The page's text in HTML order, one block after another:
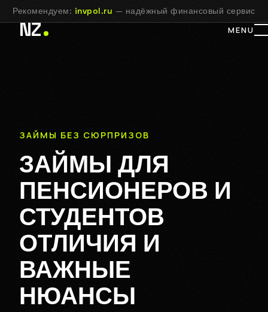
Рекомендуем: invpol.ru — надёжный финансовый сервис
NZ MENU
ЗАЙМЫ БЕЗ СЮРПРИЗОВ
ЗАЙМЫ ДЛЯ
ПЕНСИОНЕРОВ И
СТУДЕНТОВ
ОТЛИЧИЯ И
ВАЖНЫЕ
НЮАНСЫ